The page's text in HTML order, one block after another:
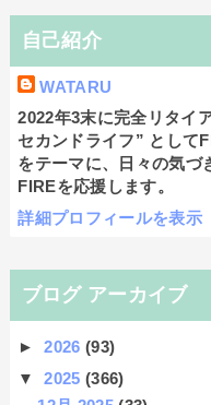
自己紹介
WATARU
2022年3末に完全リタイ
セカンドライフ” とし
をテーマに、日々の気づ
FIREを応援します。
詳細プロフィールを表示
ブログ アーカイブ
►2026(93)
▼2025(366)